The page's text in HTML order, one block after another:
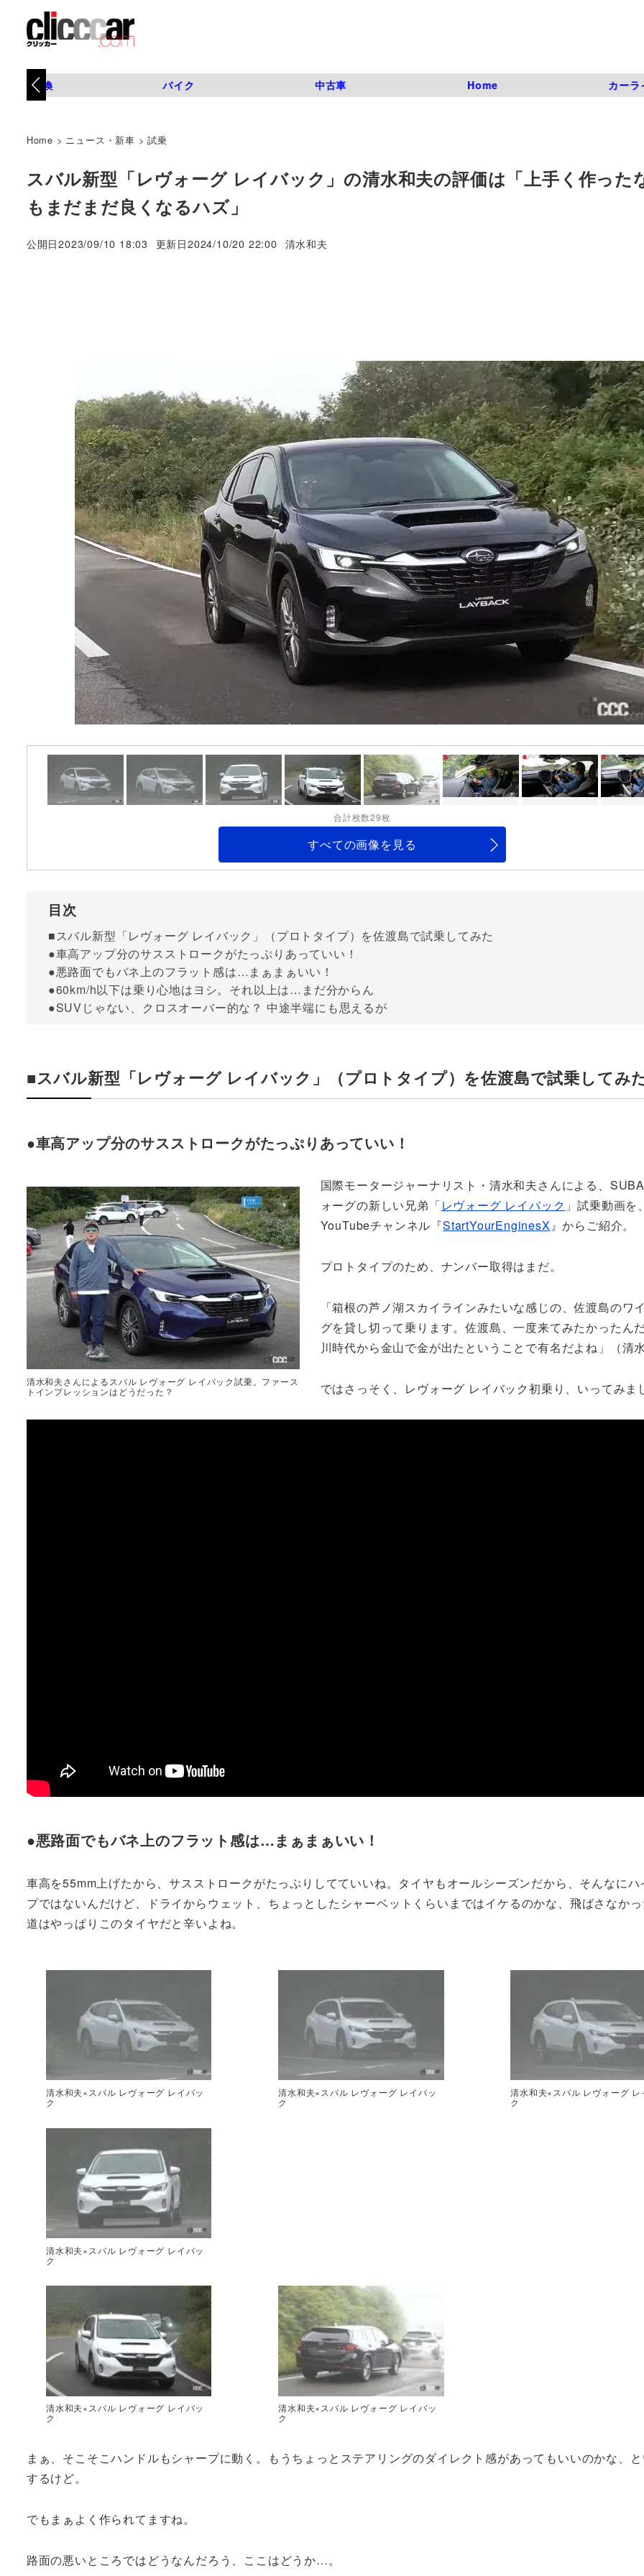
タイヤ交換 バイク 中古車 Home カーラ
Home > ニュース・新車 >試乗
スバル新型「レヴォーグ レイバック」の清水和夫の評価は「上手く作った
もまだまだ良くなるハズ」
公開日2023/09/10 18:03 更新日2024/10/20 22:00 著
清水和夫
合計枚数29枚
すべての画像を見る
目次
■スバル新型「レヴォーグ レイバック」（プロトタイプ）を佐渡島で試乗してみた
●車高アップ分のサスストロークがたっぷりあっていい！
●悪路面でもバネ上のフラット感は…まぁまぁいい！
●60km/h以下は乗り心地はヨシ。それ以上は…まだ分からん
●SUVじゃない、クロスオーバー的な？ 中途半端にも思えるが
■スバル新型「レヴォーグ レイバック」（プロトタイプ）を佐渡島で試乗してみ
●車高アップ分のサスストロークがたっぷりあっていい！
清水和夫さんによるスバル レヴォーグ レイバック試乗。ファース
トインプレッションはどうだった？
国際モータージャーナリスト・清水和夫さんによる、
ォーグの新しい兄弟「レヴォーグ レイバック 」試乗動画を
YouTubeチャンネル『StartYourEnginesX』からご紹介。
プロトタイプのため、ナンバー取得はまだ。
「箱根の芦ノ湖スカイラインみたいな感じの、佐渡島のワ
グを貸し切って乗ります。佐渡島、一度来てみたかったん
川時代から金山で金が出たということで有名だよね」（清
ではさっそく、レヴォーグ レイバック初乗り、いってみま
●悪路面でもバネ上のフラット感は…まぁまぁいい！
車高を55mm上げたから、サスストロークがたっぷりしてていいね。タイヤもオールシーズンだから、そんなにハ
プではないんだけど、ドライからウェット、ちょっとしたシャーベットくらいまではイケるのかな、飛ばさなか
道はやっぱりこのタイヤだと辛いよね。
清水和夫×スバル レヴォーグ レイバッ
ク
清水和夫×スバル レヴォーグ レイバッ
ク
清水和夫×スバル レヴォーグ レ
ク
清水和夫×スバル レヴォーグ レイバッ
ク
清水和夫×スバル レヴォーグ レイバッ
ク
清水和夫×スバル レヴォーグ レイバッ
ク
まぁ、そこそこハンドルもシャープに動く。もうちょっとステアリングのダイレクト感があってもいいのかな、
するけど。
でもまぁよく作られてますね。
路面の悪いところではどうなんだろう、ここはどうか…。